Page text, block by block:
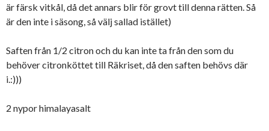
är färsk vitkål, då det annars blir för grovt till denna rätten. Så
är den inte i säsong, så välj sallad istället)
Saften från 1/2 citron och du kan inte ta från den som du
behöver citronköttet till Räkriset, då den saften behövs där
i.:)))
2 nypor himalayasalt